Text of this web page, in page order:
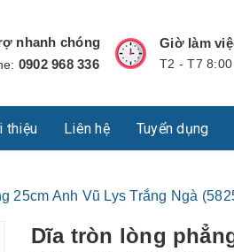
nhanh chóng
0902 968 336
Giờ làm
T2 - T7
thiệu Liên hệ Tuyển dụng
25cm Anh Vũ Lys Trắng Ngà
Dĩa tròn lòng